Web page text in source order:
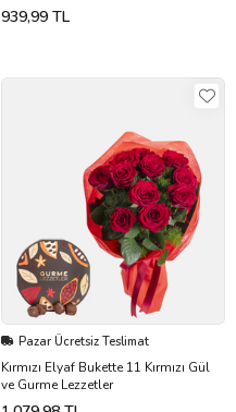
939,99 TL
Pazar Ücretsiz Teslimat
Kırmızı Elyaf Bukette 11 Kırmızı Gül
ve Gurme Lezzetler